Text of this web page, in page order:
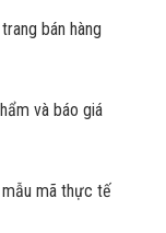
bán hàng
và báo giá
mã thực tế